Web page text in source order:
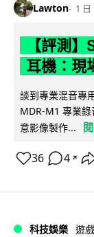
Lawton 1 日
【評測
耳機：現
談到專業混音專
MDR-M1 專業
意影像製作...
36 4 ↗
科技娛樂 遊